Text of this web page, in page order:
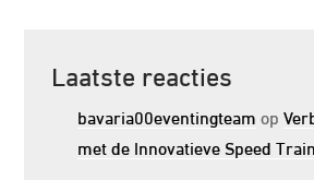
Laatste reacties
bavaria00eventingteam op
met de Innovatieve Speed